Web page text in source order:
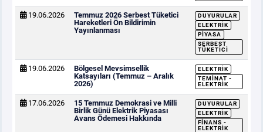
19.06.2026
Temmuz 2026 Serbest Tüketici
Hareketleri Ön Bildirimin
Yayınlanması
DUYURULAR
ELEKTRIK
PIYASA
SERBEST
TÜKETICI
19.06.2026
Bölgesel Mevsimsellik
Katsayıları (Temmuz – Aralık
2026)
ELEKTRIK
TEMINAT -
ELEKTRIK
17.06.2026
15 Temmuz Demokrasi ve Milli
Birlik Günü Elektrik Piyasası
Avans Ödemesi Hakkında
DUYURULAR
ELEKTRIK
FINANS -
ELEKTRIK